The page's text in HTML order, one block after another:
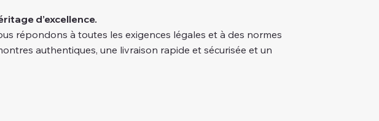
d’excellence.
répondons à toutes les exigences légales et à des normes
authentiques, une livraison rapide et sécurisée et un